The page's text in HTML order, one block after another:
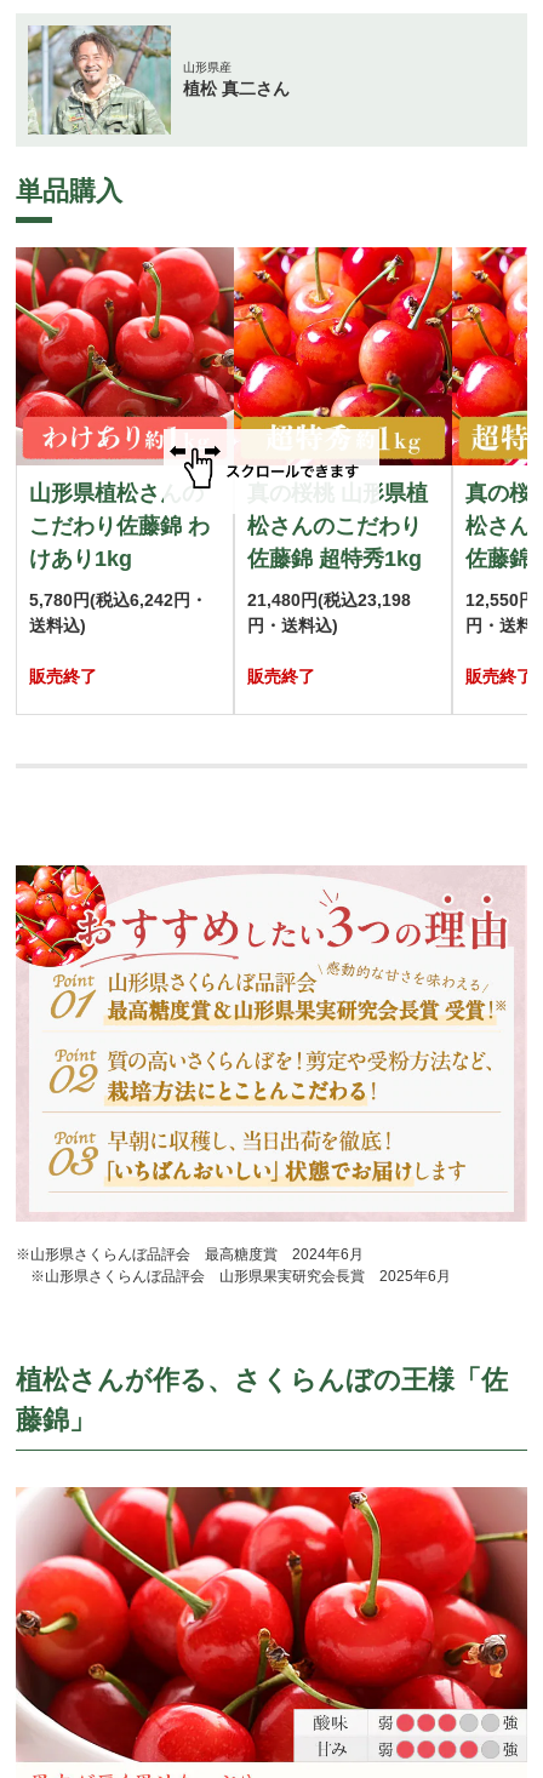
山形県産
植松 真二さん
単品購入
山形県植松さんの
こだわり佐藤錦 わ
けあり1kg
5,780円(税込6,242円・
送料込)
販売終了
真の桜桃 山形県植
松さんのこだわり
佐藤錦 超特秀1kg
21,480円(税込23,198
円・送料込)
販売終了
真の桜
松さん
佐藤錦
12,550円
円・送料
販売終了
※山形県さくらんぼ品評会 最高糖度賞 2024年6月
※山形県さくらんぼ品評会 山形県果実研究会長賞 2025年6月
植松さんが作る、さくらんぼの王様「佐
藤錦」